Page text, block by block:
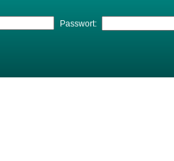
Passwort: